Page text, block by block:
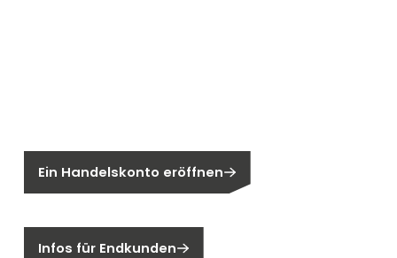
Ein Handelskonto eröffnen
Infos für Endkunden